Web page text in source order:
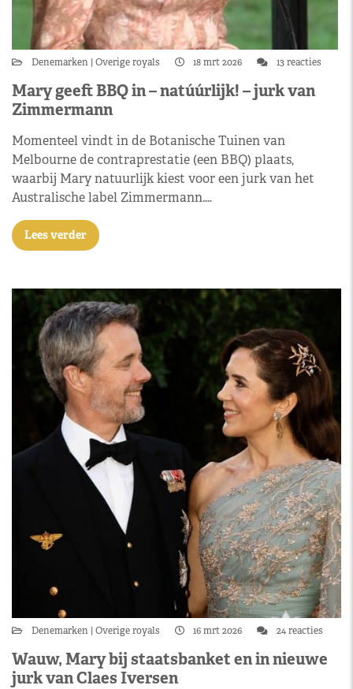
Denemarken Overige royals 18 mrt 2026 13 reacties
Mary geeft BBQ in – natúúrlijk! – jurk van
Zimmermann
Momenteel vindt in de Botanische Tuinen van
Melbourne de contraprestatie (een BBQ) plaats,
waarbij Mary natuurlijk kiest voor een jurk van het
Australische label Zimmermann.…
Lees verder
Denemarken Overige royals 16 mrt 2026 24 reacties
Wauw, Mary bij staatsbanket en in nieuwe
jurk van Claes Iversen